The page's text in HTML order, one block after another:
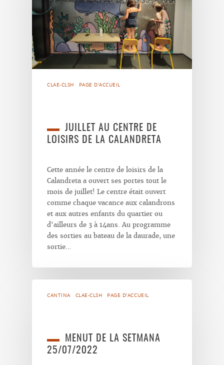
CLAE-CLSH PAGE D'ACCUEIL
JUILLET AU CENTRE DE
LOISIRS DE LA CALANDRETA
Cette année le centre de loisirs de la
Calandreta a ouvert ses portes tout le
mois de juillet! Le centre était ouvert
comme chaque vacance aux calandrons
et aux autres enfants du quartier ou
d'ailleurs de 3 à 14ans. Au programme
des sorties au bateau de la daurade, une
sortie…
CANTINA CLAE-CLSH PAGE D'ACCUEIL
MENUT DE LA SETMANA
25/07/2022